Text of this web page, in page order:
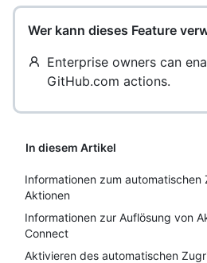
Wer kann dieses Feature
Enterprise owners can
GitHub.com actions.
In diesem Artikel
Informationen zum
Aktionen
Informationen zur Auflösung von
Connect
Aktivieren des automatischen